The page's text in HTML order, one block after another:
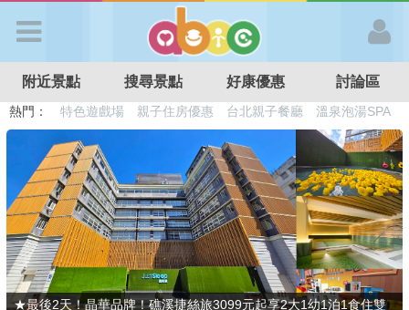
APP登入
首 頁
搜尋景點
好康優惠
附近景點 搜尋景點 好康優惠 討論區
熱門： 溜滑梯民宿 觀光工廠 DIY摘果
日本親子景點
特色遊戲場
親子住房優惠 台北親子餐廳 溫泉泡湯SPA
★最後2天！晶華品牌！礁溪捷絲旅3099元起享2大1幼1泊1食住雙